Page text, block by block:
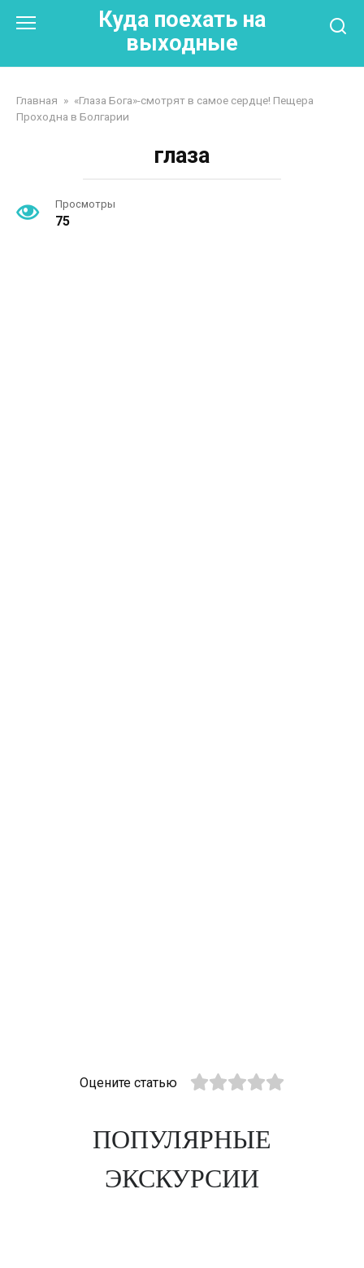
Куда поехать на
выходные
Главная » «Глаза Бога»-смотрят в самое сердце! Пещера
Проходна в Болгарии
глаза
Просмотры
75
Оцените статью
ПОПУЛЯРНЫЕ
ЭКСКУРСИИ